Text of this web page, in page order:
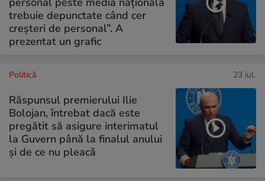
trebuie depunctate când cer
creșteri de personal”. A
prezentat un grafic
Politică 23 iul.
Răspunsul premierului Ilie
Bolojan, întrebat dacă este
pregătit să asigure interimatul
la Guvern până la finalul anului
și de ce nu pleacă